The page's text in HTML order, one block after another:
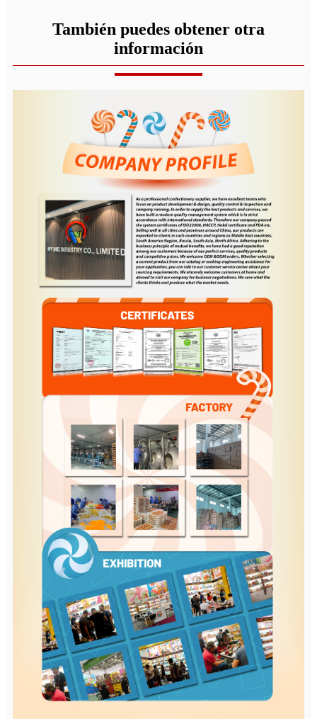
También puedes obtener otra
información